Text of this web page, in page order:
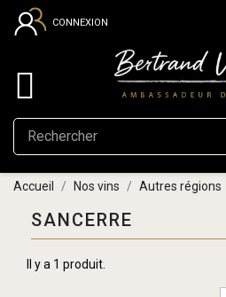
CONNEXION

Accueil Nos vins Autres régions
SANCERRE
Il y a 1 produit.